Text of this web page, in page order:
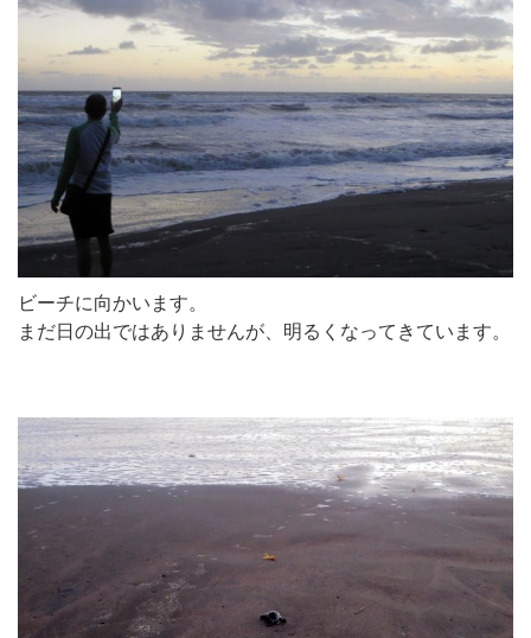
ビーチに向かいます。
まだ日の出ではありませんが、明るくなってきています。